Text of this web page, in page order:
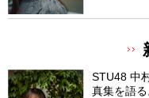
STU48 中
真集を語る